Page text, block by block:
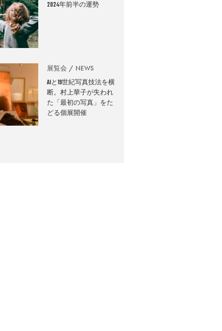
2024年前半の運勢
展覧会 NEWS
AIと19世紀写真技法を横
断。村上華子が失われ
た「最初の写真」をた
どる個展開催